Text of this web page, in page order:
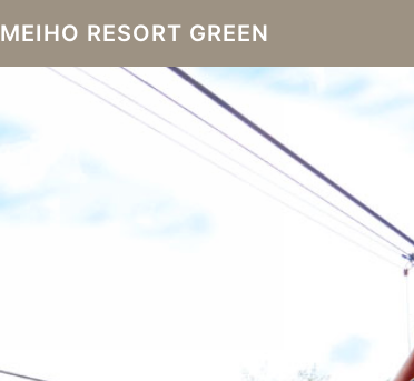
MEIHO RESORT GREEN